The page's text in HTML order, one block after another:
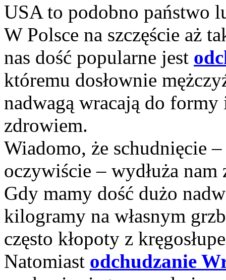
USA to podobno państwo
W Polsce na szczęście aż
nas dość popularne jest
któremu dosłownie
nadwagą wracają do formy
zdrowiem.
Wiadomo, że schudnięcie
oczywiście – wydłuża nam
Gdy mamy dość dużo
kilogramy na własnym
często kłopoty z
Natomiast odchudzanie